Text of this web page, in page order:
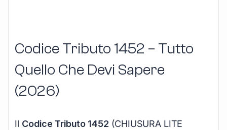
Codice Tributo 1452 – Tutto
Quello Che Devi Sapere
(2026)
Il Codice Tributo 1452 (CHIUSURA LITE